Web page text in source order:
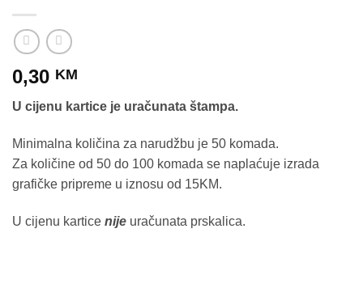
0,30 KM
U cijenu kartice je uračunata štampa.
Minimalna količina za narudžbu je 50 komada.
Za količine od 50 do 100 komada se naplaćuje izrada
grafičke pripreme u iznosu od 15KM.
U cijenu kartice nije uračunata prskalica.